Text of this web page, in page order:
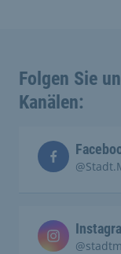
Folgen Sie
Kanälen: